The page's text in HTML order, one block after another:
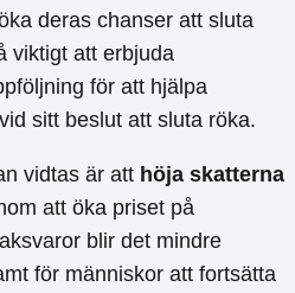
deras chanser att sluta
viktigt att erbjuda
för att hjälpa
sitt beslut att sluta röka.
vidtas är att höja skatterna
att öka priset på
blir det mindre
för människor att fortsätta